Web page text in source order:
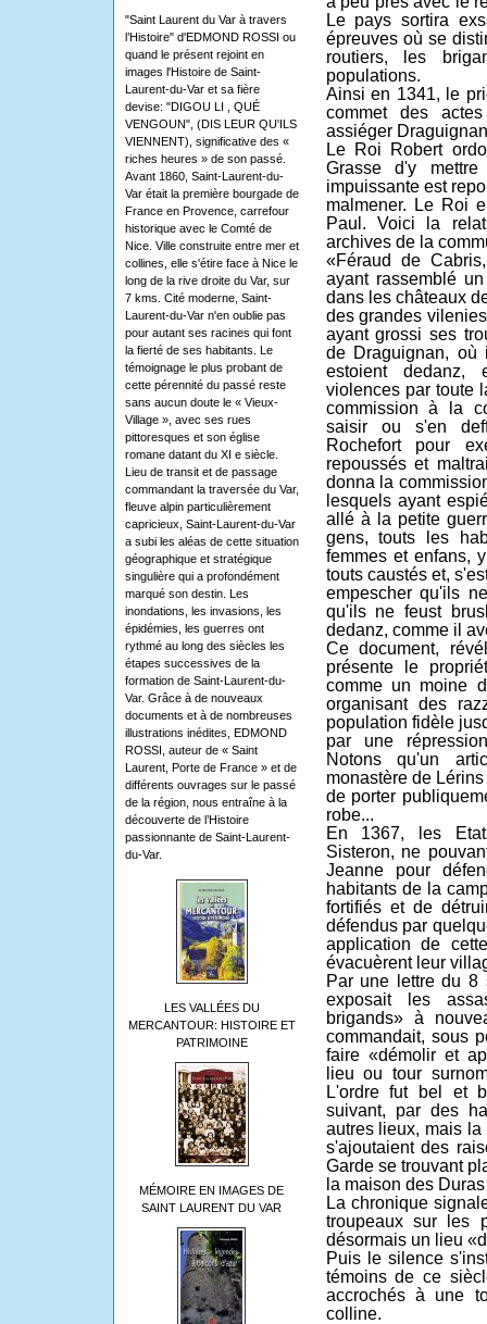
"Saint Laurent du Var à travers
l’Histoire" d'EDMOND ROSSI ou
quand le présent rejoint en
images l'Histoire de Saint-
Laurent-du-Var et sa fière
devise: "DIGOU LI , QUÉ
VENGOUN", (DIS LEUR QU'ILS
VIENNENT), significative des «
riches heures » de son passé.
Avant 1860, Saint-Laurent-du-
Var était la première bourgade de
France en Provence, carrefour
historique avec le Comté de
Nice. Ville construite entre mer et
collines, elle s'étire face à Nice le
long de la rive droite du Var, sur
7 kms. Cité moderne, Saint-
Laurent-du-Var n'en oublie pas
pour autant ses racines qui font
la fierté de ses habitants. Le
témoignage le plus probant de
cette pérennité du passé reste
sans aucun doute le « Vieux-
Village », avec ses rues
pittoresques et son église
romane datant du XI e siècle.
Lieu de transit et de passage
commandant la traversée du Var,
fleuve alpin particulièrement
capricieux, Saint-Laurent-du-Var
a subi les aléas de cette situation
géographique et stratégique
singulière qui a profondément
marqué son destin. Les
inondations, les invasions, les
épidémies, les guerres ont
rythmé au long des siècles les
étapes successives de la
formation de Saint-Laurent-du-
Var. Grâce à de nouveaux
documents et à de nombreuses
illustrations inédites, EDMOND
ROSSI, auteur de « Saint
Laurent, Porte de France » et de
différents ouvrages sur le passé
de la région, nous entraîne à la
découverte de l’Histoire
passionnante de Saint-Laurent-
du-Var.
LES VALLÉES DU
MERCANTOUR: HISTOIRE ET
PATRIMOINE
MÉMOIRE EN IMAGES DE
SAINT LAURENT DU VAR
Le pays sortira
épreuves où se
routiers, les
populations.
Ainsi en 1341, le
commet des
assiéger
Le Roi Robert
Grasse d'y
impuissante est
malmener. Le Roi
Paul. Voici la
archives de la
«Féraud de
ayant rassemblé
dans les châteaux
des grandes
ayant grossi ses
de Draguignan,
estoient dedanz,
violences par toute
commission à la
saisir ou s'en
Rochefort pour
repoussés et
donna la
lesquels ayant
allé à la petite
gens, touts les
femmes et enfans,
touts caustés et,
empescher qu'ils
qu'ils ne feust
dedanz, comme il
Ce document,
présente le
comme un moine
organisant des
population fidèle
par une
Notons qu'un
monastère de
de porter
robe...
En 1367, les
Sisteron, ne
Jeanne pour
habitants de la
fortifiés et de
défendus par
application de
évacuèrent leur
Par une lettre du 8
exposait les
brigands» à
commandait, sous
faire «démolir et
lieu ou tour
L'ordre fut bel et
suivant, par des
autres lieux, mais
s'ajoutaient des
Garde se trouvant
la maison des
La chronique
troupeaux sur les
désormais un lieu
Puis le silence
témoins de ce
accrochés à une
colline.